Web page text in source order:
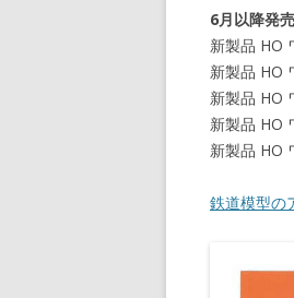
6月以降発売
新製品
新製品
新製品
新製品
新製品
鉄道模型の